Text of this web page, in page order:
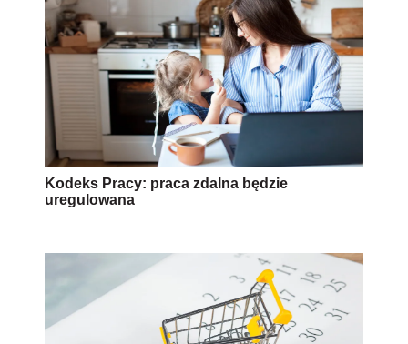
Kodeks Pracy: praca zdalna będzie
uregulowana